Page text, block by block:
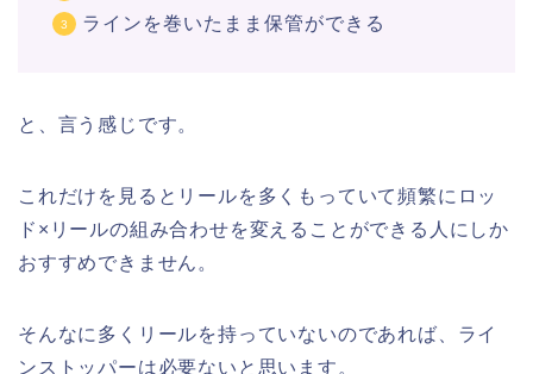
ラインを巻いたまま保管ができる
と、言う感じです。
これだけを見るとリールを多くもっていて頻繁にロッ
ド×リールの組み合わせを変えることができる人にしか
おすすめできません。
そんなに多くリールを持っていないのであれば、ライ
ンストッパーは必要ないと思います。